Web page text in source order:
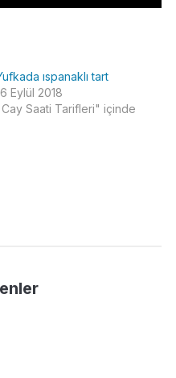
ıspanaklı tart
Eylül 2018
Saati Tarifleri" içinde